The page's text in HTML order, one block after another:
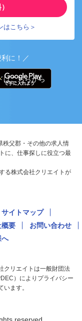
はこちら＞
に！／
はこちらから
秩父郡・その他の求人情
に、仕事探しに役立つ最
る株式会社クリエイトが
サイトマップ
概要
お問い合わせ
へ
クリエイトは一般財団法
）によりプライバシー
ます。